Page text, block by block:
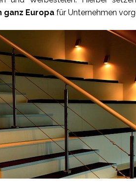
ganz Europa für Unternehmen